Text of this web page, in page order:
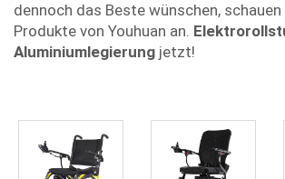
dennoch das Beste wünschen,
Produkte von Youhuan an.
Aluminiumlegierung jetzt!